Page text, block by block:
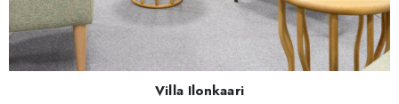
Villa Ilonkaari